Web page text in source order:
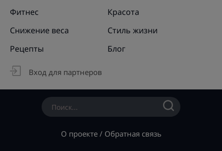
Фитнес
Красота
Снижение веса
Стиль жизни
Рецепты
Блог
Вход для партнеров
О проекте/ Обратная связь